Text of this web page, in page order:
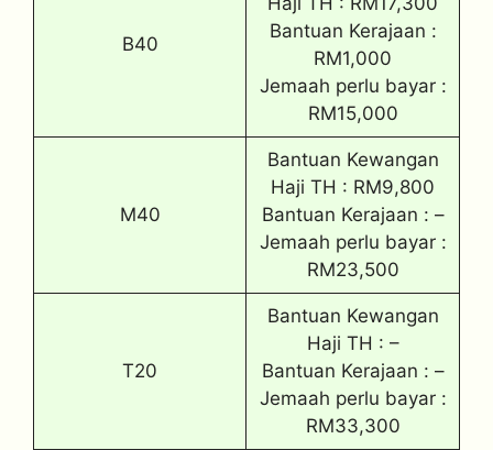
B40
Bantuan Kerajaan :
RM1,000
Jemaah perlu bayar :
RM15,000
M40
Bantuan Kewangan
Haji TH : RM9,800
Bantuan Kerajaan : –
Jemaah perlu bayar :
RM23,500
T20
Bantuan Kewangan
Haji TH : –
Bantuan Kerajaan : –
Jemaah perlu bayar :
RM33,300